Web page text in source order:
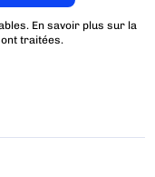
En savoir plus sur la
traitées.